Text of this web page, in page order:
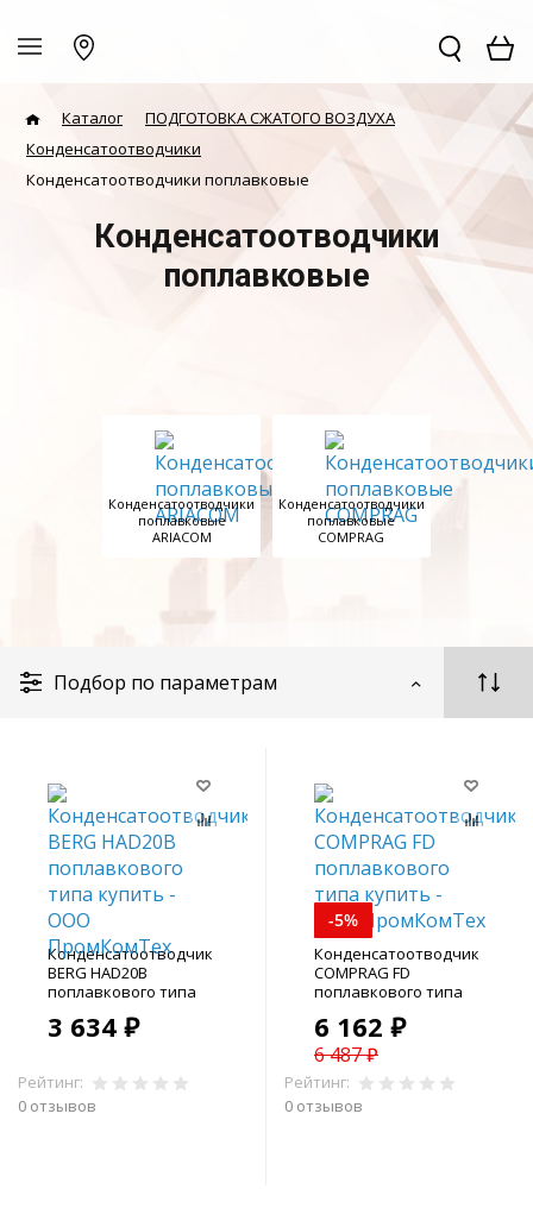
Каталог
ПОДГОТОВКА СЖАТОГО ВОЗДУХА
Конденсатоотводчики
Конденсатоотводчики поплавковые
Конденсатоотводчики
поплавковые
Конденсатоотводчики
поплавковые
ARIACOM
Конденсатоотводчики
поплавковые
COMPRAG
Подбор по параметрам
Конденсатоотводчик
BERG HAD20B
поплавкового типа
3 634 ₽
Рейтинг:
0 отзывов
-5%
Конденсатоотводчик
COMPRAG FD
поплавкового типа
6 162 ₽
6 487 ₽
Рейтинг:
0 отзывов